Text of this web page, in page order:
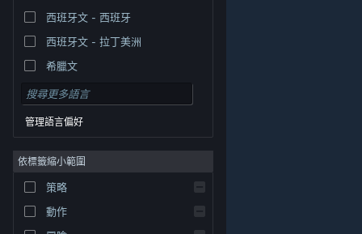
權人在美國與其它國家（地區）之財產。
Cookie
西班牙文 - 西班牙
西班牙文 - 拉丁美洲
希臘文
管理語言偏好
依標籤縮小範圍
策略
動作